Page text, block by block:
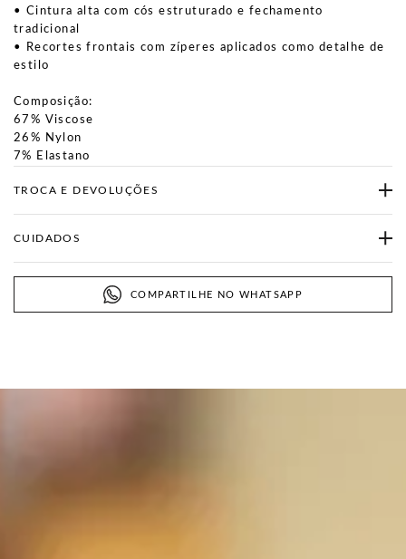
• Cintura alta com cós estruturado e fechamento
tradicional
• Recortes frontais com zíperes aplicados como detalhe de
estilo
Composição:
67% Viscose
26% Nylon
7% Elastano
TROCA E DEVOLUÇÕES
CUIDADOS
COMPARTILHE NO WHATSAPP